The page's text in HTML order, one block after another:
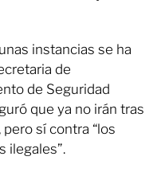
instancias se ha
de
de Seguridad
que ya no irán tras
sí contra “los
ilegales”.